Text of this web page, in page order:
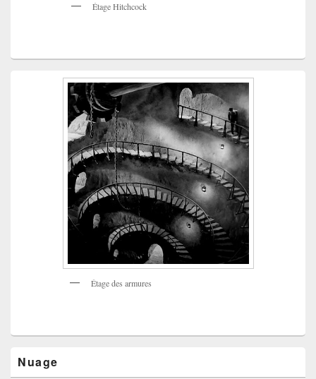
Étage Hitchcock
Étage des armures
Nuage